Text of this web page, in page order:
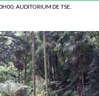
AUDITORIUM DE TSE.